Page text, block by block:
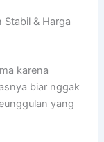
& Harga
karena
biar nggak
yang